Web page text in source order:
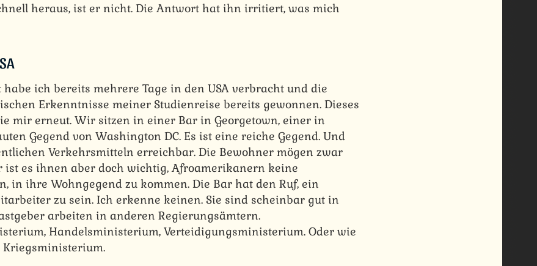
heraus, ist er nicht. Die Antwort hat ihn irritiert, was mich
ich bereits mehrere Tage in den USA verbracht und die
Erkenntnisse meiner Studienreise bereits gewonnen. Dieses
mir erneut. Wir sitzen in einer Bar in Georgetown, einer in
Gegend von Washington DC. Es ist eine reiche Gegend. Und
Verkehrsmitteln erreichbar. Die Bewohner mögen zwar
ist es ihnen aber doch wichtig, Afroamerikanern keine
in ihre Wohngegend zu kommen. Die Bar hat den Ruf, ein
zu sein. Ich erkenne keinen. Sie sind scheinbar gut in
arbeiten in anderen Regierungsämtern.
Handelsministerium, Verteidigungsministerium. Oder wie
Kriegsministerium.